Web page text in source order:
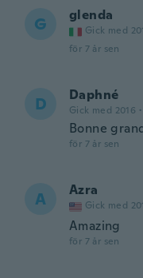
G glenda
Gick med
för 7 år sen
D Daphné
Gick med 2016 ·
Bonne
för 7 år sen
A Azra
Gick med
Amazing
för 7 år sen